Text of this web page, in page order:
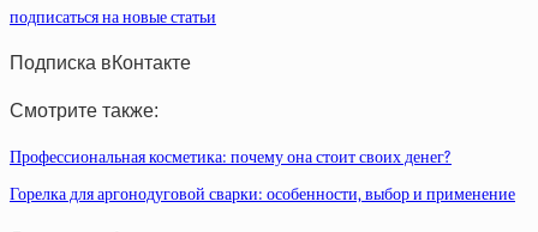
подписаться на новые статьи
Подписка вКонтакте
Смотрите также:
Профессиональная косметика: почему она стоит своих денег?
Горелка для аргонодуговой сварки: особенности, выбор и применение